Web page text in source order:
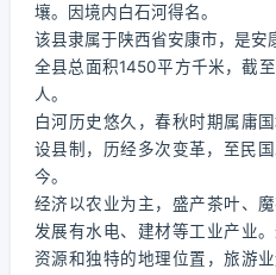
壤。因境内白石河得名。
该县隶属于陕西省安康市，是安
全县总面积1450平方千米，截
人。
白河历史悠久，春秋时期属庸
设县制，历经多次变革，至民
今。
经济以农业为主，盛产茶叶、
发展有水电、建材等工业产业
资源和独特的地理位置，旅游